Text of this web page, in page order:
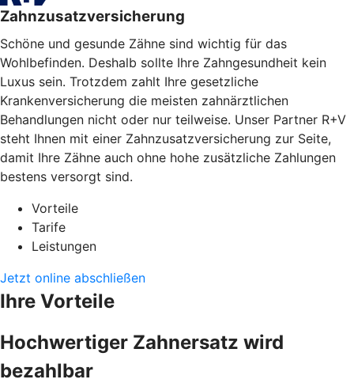
Zahnzusatzversicherung
Schöne und gesunde Zähne sind wichtig für das
Wohlbefinden. Deshalb sollte Ihre Zahngesundheit kein
Luxus sein. Trotzdem zahlt Ihre gesetzliche
Krankenversicherung die meisten zahnärztlichen
Behandlungen nicht oder nur teilweise. Unser Partner R+V
steht Ihnen mit einer Zahnzusatzversicherung zur Seite,
damit Ihre Zähne auch ohne hohe zusätzliche Zahlungen
bestens versorgt sind.
Vorteile
Tarife
Leistungen
Jetzt online abschließen
Ihre Vorteile
Hochwertiger Zahnersatz wird
bezahlbar